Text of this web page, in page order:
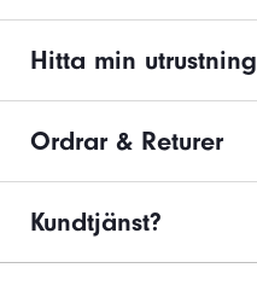
Hitta min utrustning
Ordrar & Returer
Kundtjänst?